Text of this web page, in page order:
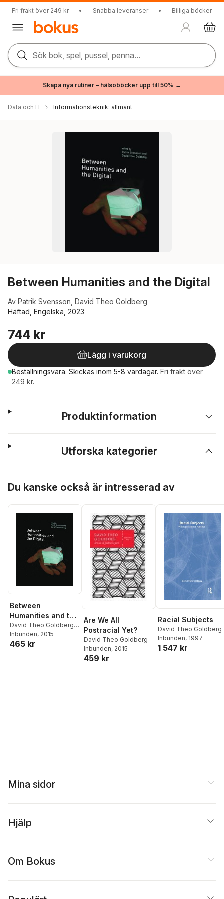
Fri frakt över 249 kr • Snabba leveranser • Billiga böcker
Sök bok, spel, pussel, penna...
Skapa nya rutiner – hälsoböcker upp till 50% →
Data och IT Informationsteknik: allmänt
Between Humanities and the Digital
Av Patrik Svensson David Theo Goldberg
Häftad, Engelska, 2023
744 kr
Lägg i varukorg
Beställningsvara. Skickas inom 5-8 vardagar. Fri frakt över
249 kr.
Produktinformation
Utforska kategorier
Du kanske också är intresserad av
Between
Humanities and the
Digital
David Theo Goldberg,
Patrik Svensson
Inbunden, 2015
465 kr
Are We All
Postracial Yet?
David Theo Goldberg
Inbunden, 2015
459 kr
Racial Subjects
David Theo Goldberg
Inbunden, 1997
1 547 kr
Mina sidor
Hjälp
Om Bokus